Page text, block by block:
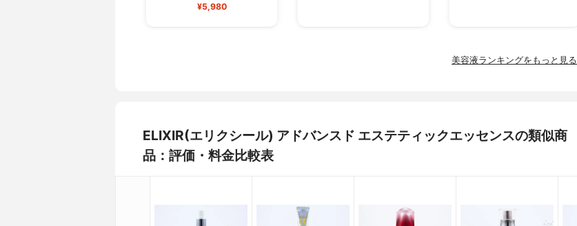
¥5,980
美容液ランキングをもっと見る
ELIXIR(エリクシール) アドバンスド エステティックエッセンスの類似商
品：評価・料金比較表